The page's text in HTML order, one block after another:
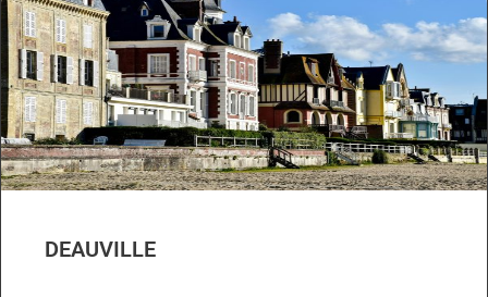
DEAUVILLE